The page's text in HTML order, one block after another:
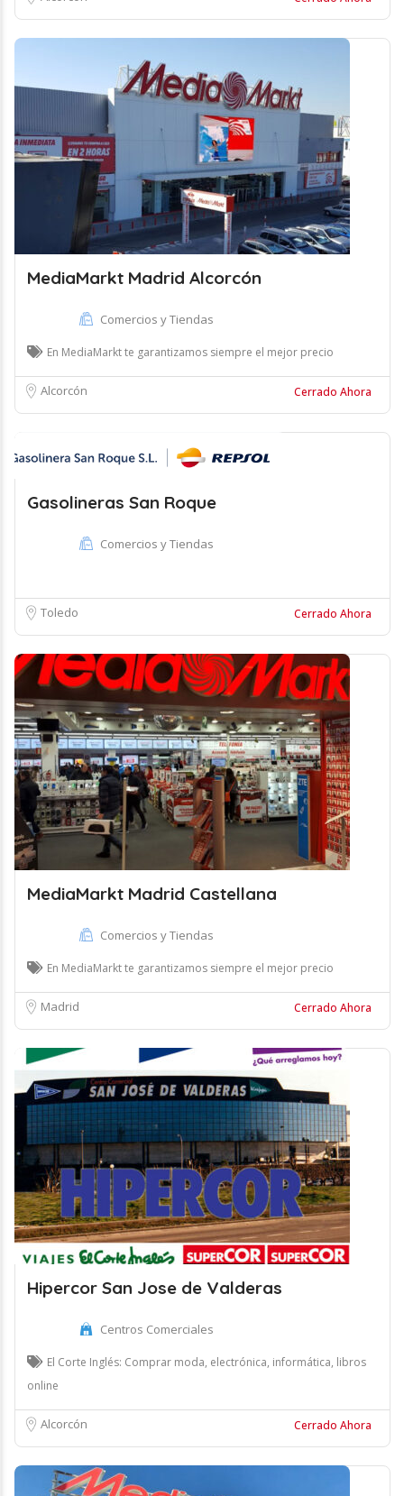
MediaMarkt Madrid Alcorcón
Comercios y Tiendas
En MediaMarkt te garantizamos siempre el mejor precio
Alcorcón Cerrado Ahora
Gasolineras San Roque
Comercios y Tiendas
Toledo Cerrado Ahora
MediaMarkt Madrid Castellana
Comercios y Tiendas
En MediaMarkt te garantizamos siempre el mejor precio
Madrid Cerrado Ahora
Hipercor San Jose de Valderas
Centros Comerciales
El Corte Inglés: Comprar moda, electrónica, informática, libros
online
Alcorcón Cerrado Ahora